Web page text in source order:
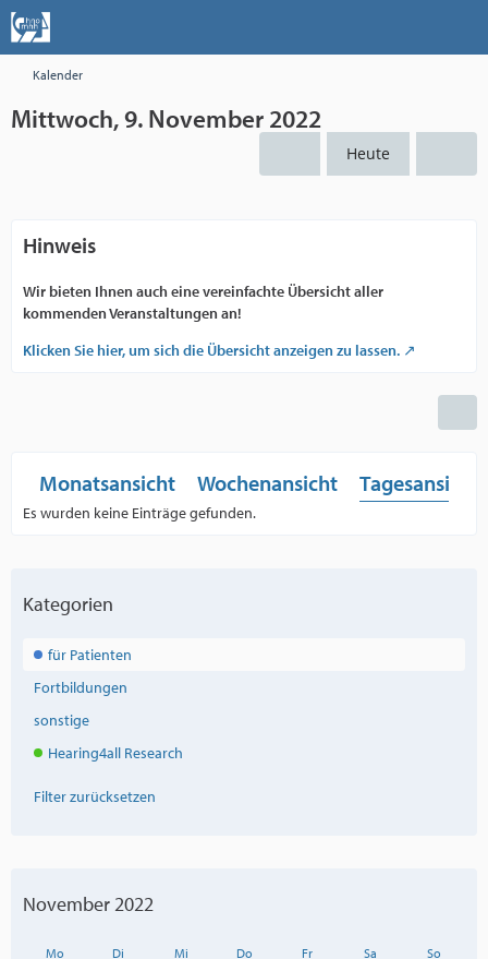
Kalender
Mittwoch, 9. November 2022
Heute
Hinweis
Wir bieten Ihnen auch eine vereinfachte Übersicht aller
kommenden Veranstaltungen an!
Klicken Sie hier, um sich die Übersicht anzeigen zu lassen.
Monatsansicht Wochenansicht Tagesansicht
Es wurden keine Einträge gefunden.
Kategorien
für Patienten
Fortbildungen
sonstige
Hearing4all Research
Filter zurücksetzen
November 2022
Mo Di Mi Do Fr Sa So